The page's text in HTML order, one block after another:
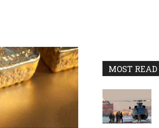
MOST READ